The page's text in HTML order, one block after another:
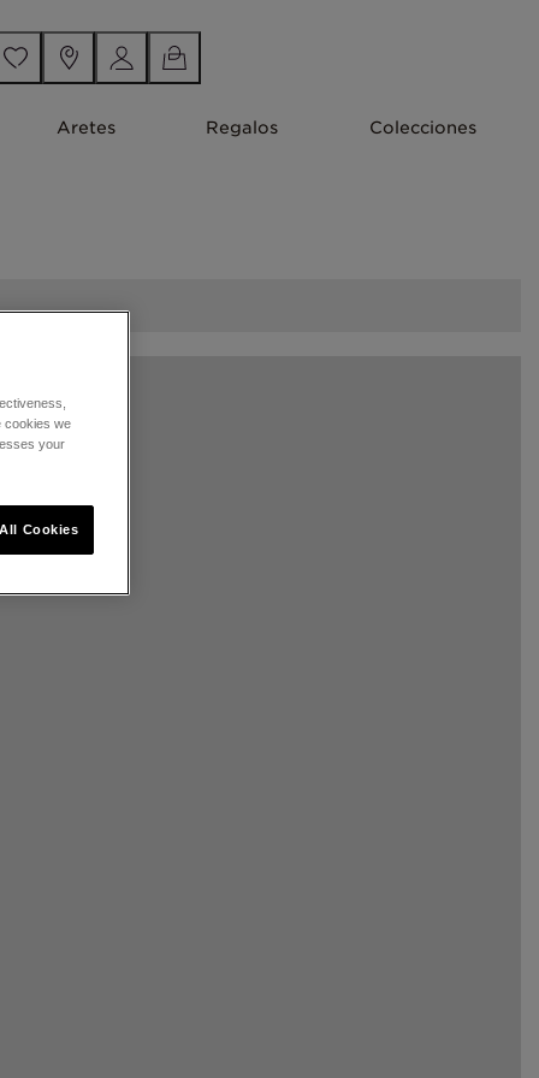
Aretes Regalos Colecciones
cookies we
your
Cookies